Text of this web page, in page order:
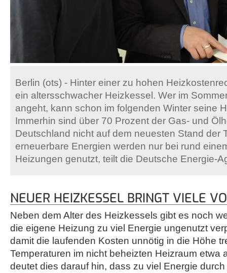
Berlin (ots) - Hinter einer zu hohen
ein altersschwacher Heizkessel. Wer im
angeht, kann schon im folgenden Winter seine
Immerhin sind über 70 Prozent der Gas- und
Deutschland nicht auf dem neuesten Stand der
erneuerbare Energien werden nur bei rund
Heizungen genutzt, teilt die Deutsche Energie-
NEUER HEIZKESSEL BRINGT VIELE
Neben dem Alter des Heizkessels gibt es noch
die eigene Heizung zu viel Energie ungenutzt
damit die laufenden Kosten unnötig in die Höhe
Temperaturen im nicht beheizten Heizraum etwa
deutet dies darauf hin, dass zu viel Energie